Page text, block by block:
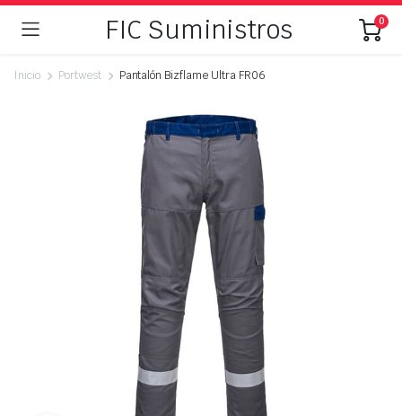
FIC Suministros 0
Inicio Portwest Pantalón Bizflame Ultra FR06